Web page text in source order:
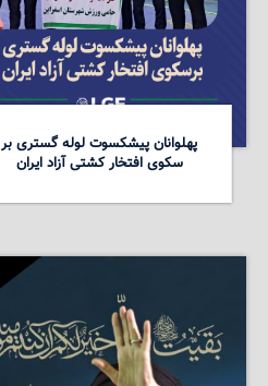
پهلوانان پیشکسوت لوله گستری بر
سکوی افتخار کشتی آزاد ایران